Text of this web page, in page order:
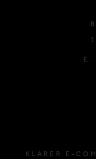
E.
KLARER E-